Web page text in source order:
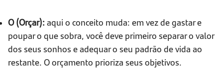
O (Orçar): aqui o conceito muda: em vez de gastar e
poupar o que sobra, você deve primeiro separar o valor
dos seus sonhos e adequar o seu padrão de vida ao
restante. O orçamento prioriza seus objetivos.